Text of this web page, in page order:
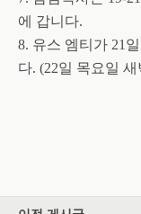
에 갑니다.
8. 유스 엠티가 21
다. (22일 목요일